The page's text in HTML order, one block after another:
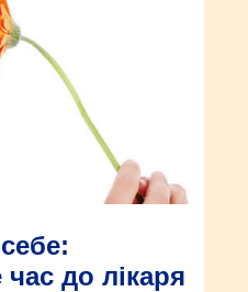
до лікаря